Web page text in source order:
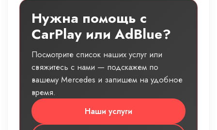
Нужна помощь с
CarPlay или AdBlue?
Посмотрите список наших услуг или
свяжитесь с нами — подскажем по
вашему Mercedes и запишем на удобное
время.
Наши услуги